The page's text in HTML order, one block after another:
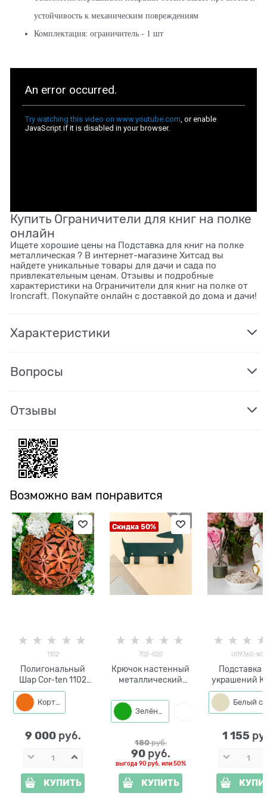
устойчивость к механическим повреждениям
Комплектация: ограничитель - 1 шт
Купить Ограничители для книг на полке
онлайн
Ищете хорошие цены на Подставка для книг на полке
металлическая ? В интернет-магазине Хитсад вы
найдете уникальные товары для дачи и сада по
привлекательным ценам. Отзывы и подробные
характеристики на Ограничители для книг на полке от
Ironcraft. Покупайте онлайн с доставкой до дома и дачи!
Характеристики
Вопросы
Отзывы
Возможно вам понравится
1102
Полигональный
Шар Cor-ten 1102
d=46 см металл
Кортен
9 000 руб.
КУПИТЬ
Скидка 50%
702-020
Крючок настенный
металлический
Зелёный Белый
180 руб.
90 руб.
выгода 90 руб. или50%
КУПИТЬ
U09360-WG
Подставка
украшений
цв.белый с
1 155